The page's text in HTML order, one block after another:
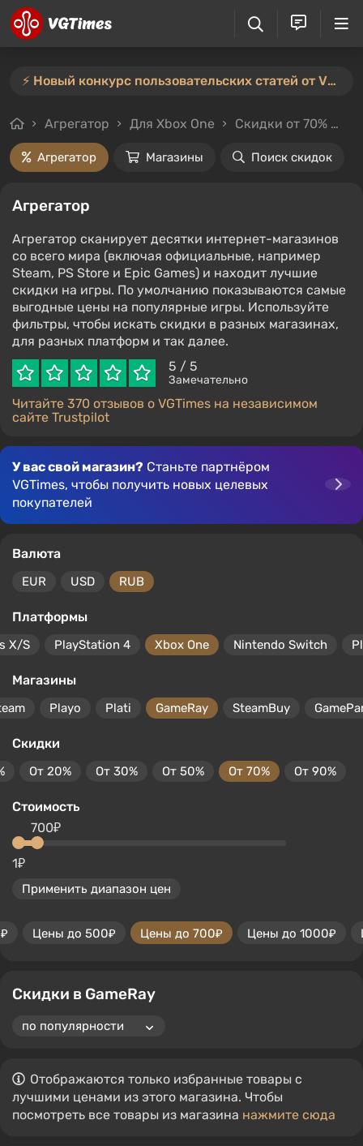
⚡️ Новый конкурс пользовательских статей от VGTimes — участвуйте тут ⚡️
Агрегатор Для Xbox One Скидки от 70%
Агрегатор Магазины Поиск скидок
Агрегатор
Агрегатор сканирует десятки интернет-магазинов
со всего мира (включая официальные, например
Steam, PS Store и Epic Games) и находит лучшие
скидки на игры. По умолчанию показываются самые
выгодные цены на популярные игры. Используйте
фильтры, чтобы искать скидки в разных магазинах,
для разных платформ и так далее.
5 / 5
Замечательно
Читайте 370 отзывов о VGTimes на независимом
сайте Trustpilot
У вас свой магазин? Станьте партнёром
VGTimes, чтобы получить новых целевых
покупателей
Валюта
EUR USD RUB
Платформы
X/S PlayStation 4 Xbox One Nintendo Switch
Магазины
Playo Plati GameRay SteamBuy
Скидки
От 20% От 30% От 50% От 70% От 90%
Стоимость
1₽
700₽
Применить диапазон цен
Цены до 500₽ Цены до 700₽ Цены до 1000₽
Скидки в GameRay
Отображаются только избранные товары с
лучшими ценами из этого магазина. Чтобы
посмотреть все товары из магазина нажмите сюда